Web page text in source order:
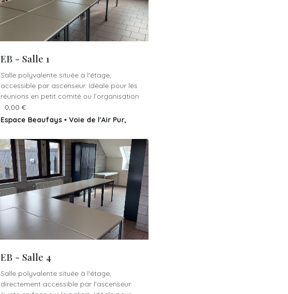
EB - Salle 1
Salle polyvalente située à l'étage,
accessible par ascenseur. Idéale pour les
réunions en petit comité ou l’organisation
d’ateliers, elle offre un cadre fonctionnel
et agréable. Un évier est à disposition
mains, et un tableau blanc est sur place
pour faciliter les échanges et
présentations.
Bâtiment :Espace Beaufays.
Adresse :Voie de l'Air pur, 227 4052
0,00 €
Espace Beaufays • Voie de l'Air Pur,
EB - Salle 4
Salle polyvalente située à l'étage,
directement accessible par l'ascenseur